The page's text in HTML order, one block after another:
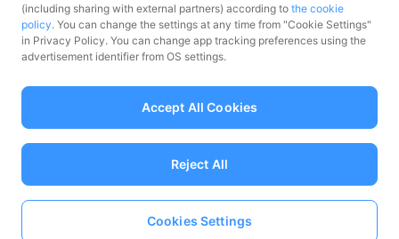
報道関係者様専用お問い
合わせ
株主・投資家様専用お問
資金移動業者 関東財務局長第00068号、前払式支払手段（第三者型）発行
(including sharing with external partners) according to the cookie
policy. You can change the settings at any time from "Cookie Settings"
in Privacy Policy. You can change app tracking preferences using the
advertisement identifier from OS settings.
Cookies Settings
Reject All
Accept All Cookies